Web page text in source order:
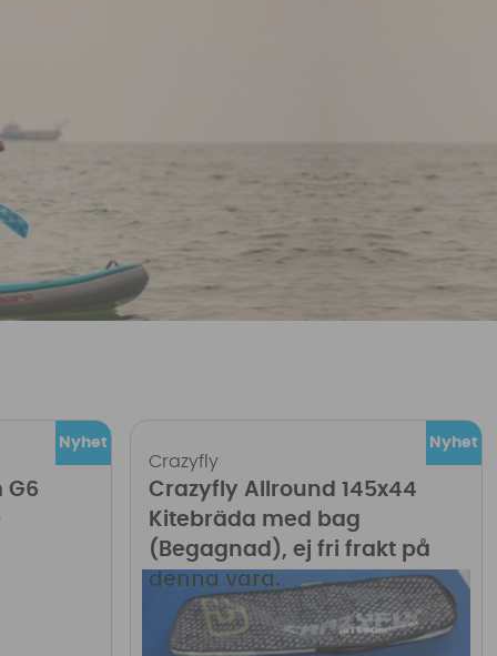
G6
Crazyfly
Crazyfly Allround 145x44
Kitebräda med bag
(Begagnad), ej fri frakt på
denna vara.